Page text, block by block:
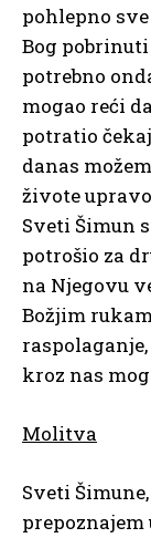
pohlepno
Bog
potrebno
mogao reći
potratio
danas
živote
Sveti Šimun
potrošio za
na Njegovu
Božjim
kroz nas
Molitva
Sveti
prepoznajem